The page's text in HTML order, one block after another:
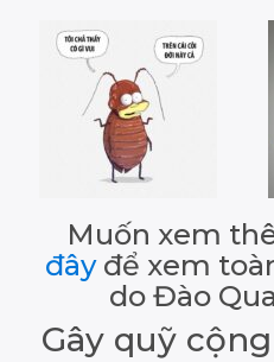
Muốn xem
đâyđể xem
do Đào
Gây quỹ